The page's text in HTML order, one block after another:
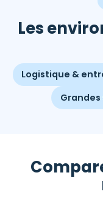
Les
Logistique &